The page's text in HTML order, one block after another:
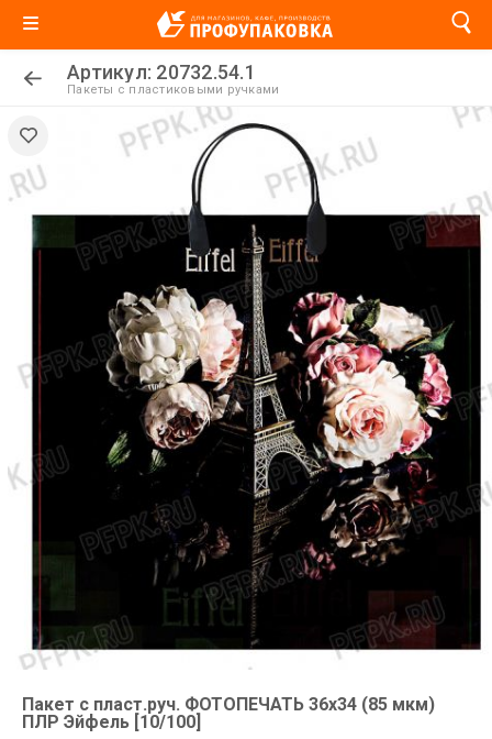
Артикул: 20732.54.1
Пакеты с пластиковыми ручками
Пакет с пласт.руч. ФОТОПЕЧАТЬ 36х34 (85 мкм)
ПЛР Эйфель [10/100]